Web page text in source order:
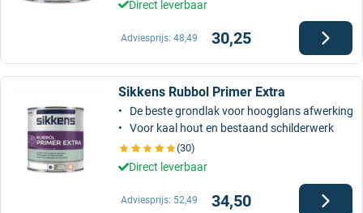
Direct leverbaar
30,25
Adviesprijs: 48,49
Sikkens Rubbol Primer Extra
De beste grondlak voor hoogglans afwerking
Voor kaal hout en bestaand schilderwerk
(30)
Direct leverbaar
34,50
Adviesprijs: 52,49